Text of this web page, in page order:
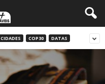
CIDADES COP30 DATAS